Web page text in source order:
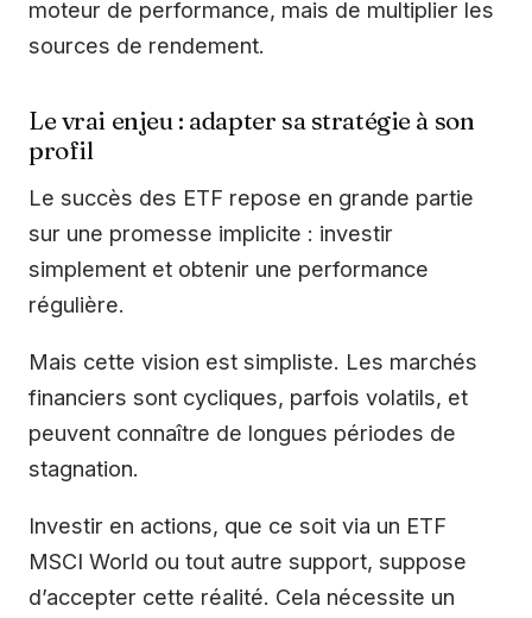
moteur de performance, mais de multiplier les
sources de rendement.
Le vrai enjeu : adapter sa stratégie à son
profil
Le succès des ETF repose en grande partie
sur une promesse implicite : investir
simplement et obtenir une performance
régulière.
Mais cette vision est simpliste. Les marchés
financiers sont cycliques, parfois volatils, et
peuvent connaître de longues périodes de
stagnation.
Investir en actions, que ce soit via un ETF
MSCI World ou tout autre support, suppose
d’accepter cette réalité. Cela nécessite un